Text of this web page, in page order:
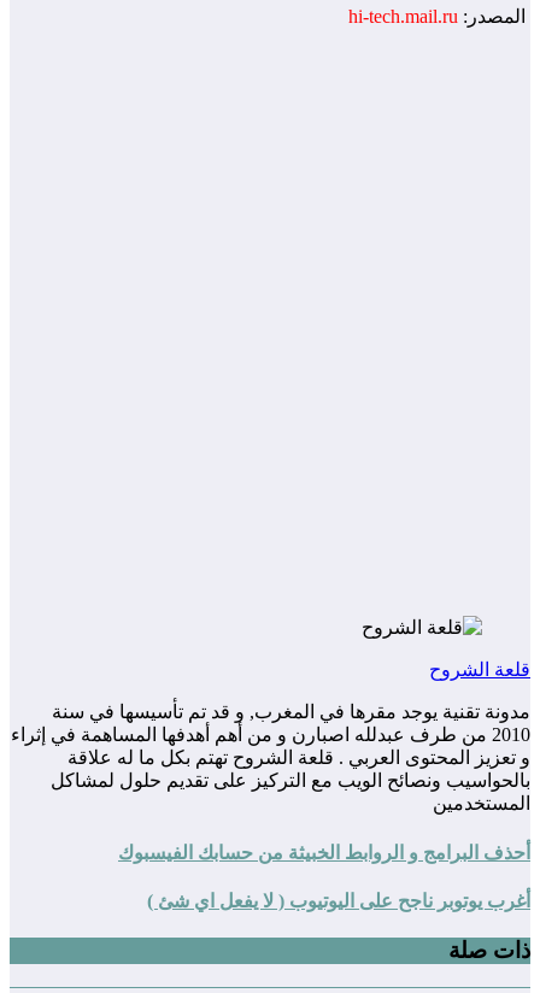
المصدر:
قلعة الشروح
مدونة تقنية يوجد مقرها في المغرب, و قد تم تأسيسها في سنة
2010 من طرف عبدلله اصبارن و من أهم أهدفها المساهمة في إثراء
و تعزيز المحتوى العربي . قلعة الشروح تهتم بكل ما له علاقة
بالحواسيب ونصائح الويب مع التركيز على تقديم حلول لمشاكل
المستخدمين
أحذف البرامج و الروابط الخبيثة من حسابك الفيسبوك
أغرب يوتوبر ناجح على اليوتيوب ( لا يفعل اي شئ )
ذات صلة